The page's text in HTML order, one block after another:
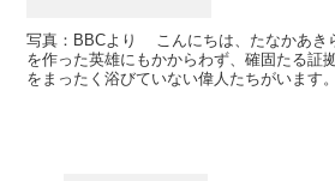
写真：BBCより こんにちは、たなかあき
を作った英雄にもかからわず、確固たる証
をまったく浴びていない偉人たちがいます